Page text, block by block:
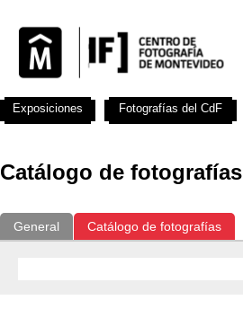
Catálogo de fotografías
General Catálogo de fotografías
Exposiciones Fotografías del CdF